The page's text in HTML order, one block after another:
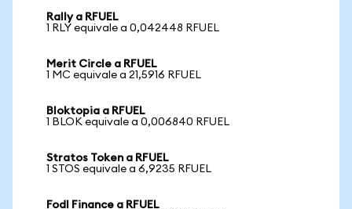
Rally a RFUEL
1 RLY equivale a 0,042448 RFUEL
Merit Circle a RFUEL
1 MC equivale a 21,5916 RFUEL
Bloktopia a RFUEL
1 BLOK equivale a 0,006840 RFUEL
Stratos Token a RFUEL
1 STOS equivale a 6,9235 RFUEL
Fodl Finance a RFUEL